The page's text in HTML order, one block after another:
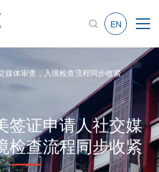
EN
媒体审查，入境检查流程同步收紧
签证申请人社交媒
检查流程同步收紧